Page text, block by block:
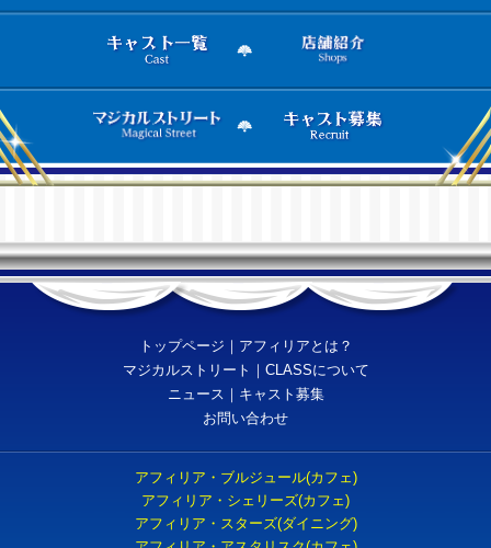
トップページ ｜ アフィリアとは？
マジカルストリート ｜ CLASSについて
ニュース ｜ キャスト募集
お問い合わせ
アフィリア・ブルジュール(カフェ)
アフィリア・シェリーズ(カフェ)
アフィリア・スターズ(ダイニング)